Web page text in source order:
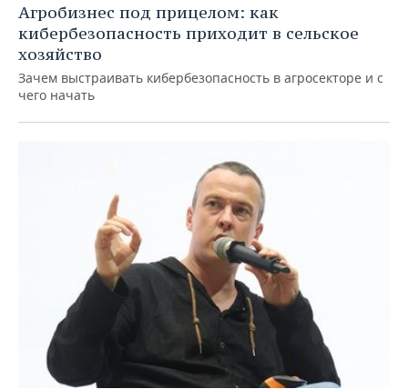
Агробизнес под прицелом: как
кибербезопасность приходит в сельское
хозяйство
Зачем выстраивать кибербезопасность в агросекторе и с
чего начать